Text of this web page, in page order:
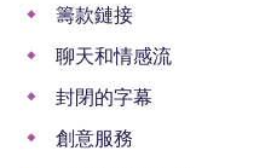
籌款鏈接
聊天和情感流
封閉的字幕
創意服務